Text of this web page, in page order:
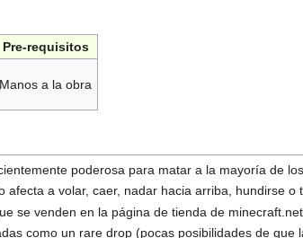
Pre-requisitos
Manos a la obra
poderosa para matar a la mayoría de
a volar, caer, nadar hacia arriba, hundirse
se venden en la página de tienda de minecraft.net.
como un rare drop (pocas posibilidades de que